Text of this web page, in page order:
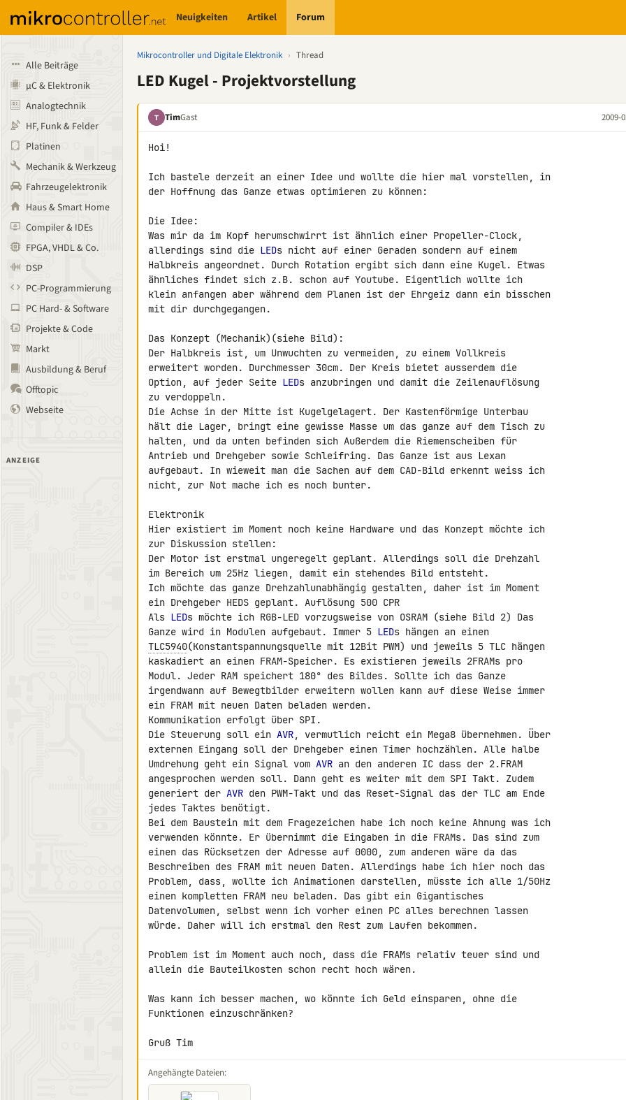
Neuigkeiten Artikel Forum
Alle Beiträge
µC & Elektronik
Analogtechnik
HF, Funk & Felder
Platinen
Mechanik & Werkzeug
Fahrzeugelektronik
Haus & Smart Home
Compiler & IDEs
FPGA, VHDL & Co.
DSP
PC-Programmierung
PC Hard- & Software
Projekte & Code
Markt
Ausbildung & Beruf
Offtopic
Webseite
ANZEIGE
Mikrocontroller und Digitale Elektronik › Thread
LED Kugel - Projektvorstellung
T TimGast 2009-
Hoi!
Ich bastele derzeit an einer Idee und wollte die hier mal vorstellen, in
der Hoffnung das Ganze etwas optimieren zu können:
Die Idee:
Was mir da im Kopf herumschwirrt ist ähnlich einer Propeller-Clock,
allerdings sind die LEDs nicht auf einer Geraden sondern auf einem
Halbkreis angeordnet. Durch Rotation ergibt sich dann eine Kugel. Etwas
ähnliches findet sich z.B. schon auf Youtube. Eigentlich wollte ich
klein anfangen aber während dem Planen ist der Ehrgeiz dann ein bisschen
mit dir durchgegangen.
Das Konzept (Mechanik)(siehe Bild):
Der Halbkreis ist, um Unwuchten zu vermeiden, zu einem Vollkreis
erweitert worden. Durchmesser 30cm. Der Kreis bietet ausserdem die
Option, auf jeder Seite LEDs anzubringen und damit die Zeilenauflösung
zu verdoppeln.
Die Achse in der Mitte ist Kugelgelagert. Der Kastenförmige Unterbau
hält die Lager, bringt eine gewisse Masse um das ganze auf dem Tisch zu
halten, und da unten befinden sich Außerdem die Riemenscheiben für
Antrieb und Drehgeber sowie Schleifring. Das Ganze ist aus Lexan
aufgebaut. In wieweit man die Sachen auf dem CAD-Bild erkennt weiss ich
nicht, zur Not mache ich es noch bunter.
Elektronik
Hier existiert im Moment noch keine Hardware und das Konzept möchte ich
zur Diskussion stellen:
Der Motor ist erstmal ungeregelt geplant. Allerdings soll die Drehzahl
im Bereich um 25Hz liegen, damit ein stehendes Bild entsteht.
Ich möchte das ganze Drehzahlunabhängig gestalten, daher ist im Moment
ein Drehgeber HEDS geplant. Auflösung 500 CPR
Als LEDs möchte ich RGB-LED vorzugsweise von OSRAM (siehe Bild 2) Das
Ganze wird in Modulen aufgebaut. Immer 5 LED
TLC5940(Konstantspannungsquelle mit 12Bit PWM) und jeweils 5 TLC hängen
kaskadiert an einen FRAM-Speicher. Es existieren jeweils 2FRAMs pro
Modul. Jeder RAM speichert 180° des Bildes. Sollte ich das Ganze
irgendwann auf Bewegtbilder erweitern wollen kann auf diese Weise immer
ein FRAM mit neuen Daten beladen werden.
Kommunikation erfolgt über SPI.
Die Steuerung soll ein AVR, vermutlich reicht ein Mega8 übernehmen. Über
externen Eingang soll der Drehgeber einen Timer hochzählen. Alle halbe
Umdrehung geht ein Signal vom AVR an den anderen IC dass der 2.FRAM
angesprochen werden soll. Dann geht es weiter mit dem SPI Takt. Zudem
generiert der AVR den PWM-Takt und das Reset-Signal das der TLC am Ende
jedes Taktes benötigt.
Bei dem Baustein mit dem Fragezeichen habe ich noch keine Ahnung was ich
verwenden könnte. Er übernimmt die Eingaben in die FRAMs. Das sind zum
einen das Rücksetzen der Adresse auf 0000, zum anderen wäre da das
Beschreiben des FRAM mit neuen Daten. Allerdings habe ich hier noch das
Problem, dass, wollte ich Animationen darstellen, müsste ich alle 1/50Hz
einen kompletten FRAM neu beladen. Das gibt ein Gigantisches
Datenvolumen, selbst wenn ich vorher einen PC alles berechnen lassen
würde. Daher will ich erstmal den Rest zum Laufen bekommen.
Problem ist im Moment auch noch, dass die FRAMs relativ teuer sind und
allein die Bauteilkosten schon recht hoch wären.
Was kann ich besser machen, wo könnte ich Geld einsparen, ohne die
Funktionen einzuschränken?
Gruß Tim
Angehängte Dateien: